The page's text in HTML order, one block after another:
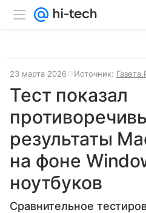
23 марта 2026 Источник:
Тест показал
результаты
на фоне
ноутбуков
Сравнительное